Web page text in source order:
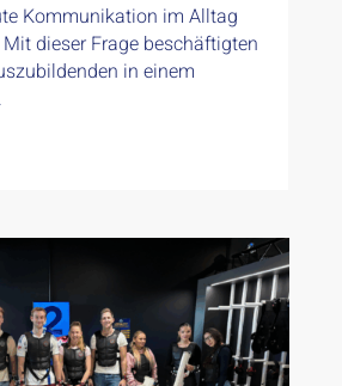
Kommunikation im Alltag
dieser Frage beschäftigten
in einem